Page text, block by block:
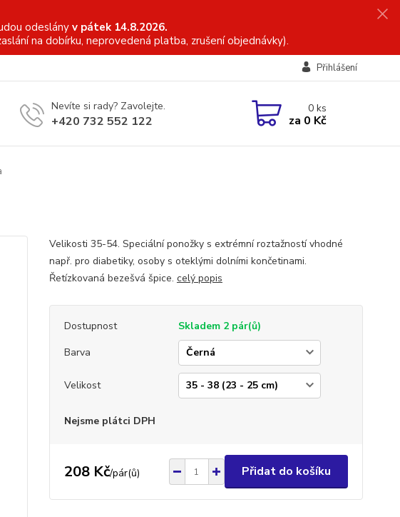
odeslányv pátek 14.8.2026.
na dobírku, neprovedená platba, zrušení objednávky).
Přihlášení
Nevíte si rady? Zavolejte.
+420 732 552 122
0ks
za 0 Kč
Velikosti 35-54. Speciální ponožky s extrémní roztažností vhodné
např. pro diabetiky, osoby s oteklými dolními končetinami.
Řetízkovaná bezešvá špice. celý popis
Dostupnost
Skladem 2 pár(ů)
Barva
Velikost
Nejsme plátci DPH
208 Kč/pár(ů) Přidat do košíku